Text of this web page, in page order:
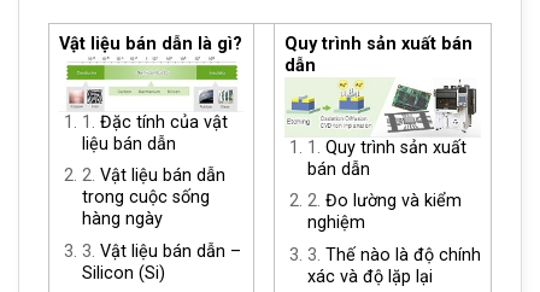
Vật liệu bán dẫn là gì?
1. Đặc tính của vật
liệu bán dẫn
2. Vật liệu bán dẫn
trong cuộc sống
hàng ngày
3. Vật liệu bán dẫn –
Silicon (Si)
Quy trình sản xuất bán
dẫn
1. Quy trình sản xuất
bán dẫn
2. Đo lường và kiểm
nghiệm
3. Thế nào là độ chính
xác và độ lặp lại